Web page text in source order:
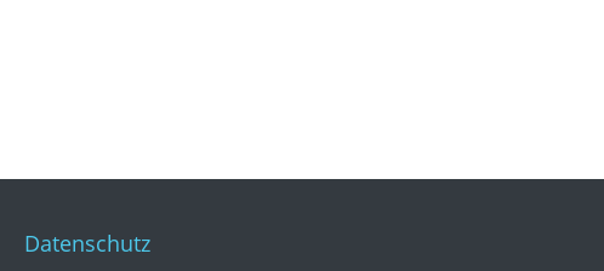
Datenschutz